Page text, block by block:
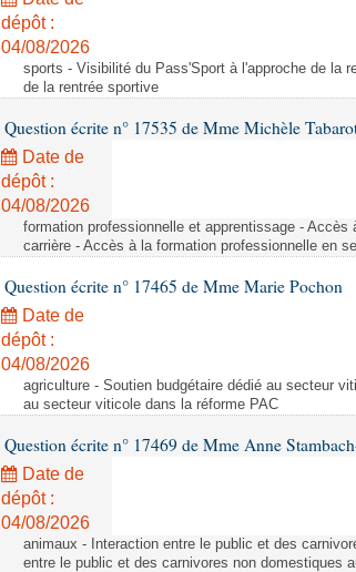
dépôt :
04/08/2026
sports - Visibilité du Pass'Sport à l'approche de la
de la rentrée sportive
Question écrite n° 17535 de Mme Michèle
Date de
dépôt :
04/08/2026
formation professionnelle et apprentissage -
carrière - Accès à la formation professionnelle en
Question écrite n° 17465 de Mme Marie Pochon
Date de
dépôt :
04/08/2026
agriculture - Soutien budgétaire dédié au secteur
au secteur viticole dans la réforme PAC
Question écrite n° 17469 de Mme Anne
Date de
dépôt :
04/08/2026
animaux - Interaction entre le public et des
entre le public et des carnivores non domestiques